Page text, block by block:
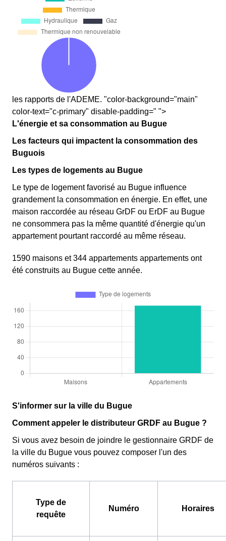
les rapports de l'ADEME. "color-background="main"
color-text="c-primary" disable-padding=" ">
L'énergie et sa consommation au Bugue
Les facteurs qui impactent la consommation des
Buguois
Les types de logements au Bugue
Le type de logement favorisé au Bugue influence
grandement la consommation en énergie. En effet, une
maison raccordée au réseau GrDF ou ErDF au Bugue
ne consommera pas la même quantité d'énergie qu'un
appartement pourtant raccordé au même réseau.
1590 maisons et 344 appartements appartements ont
été construits au Bugue cette année.
S'informer sur la ville du Bugue
Comment appeler le distributeur GRDF au Bugue ?
Si vous avez besoin de joindre le gestionnaire GRDF de
la ville du Bugue vous pouvez composer l'un des
numéros suivants :
Type de
requête
Numéro Horaires